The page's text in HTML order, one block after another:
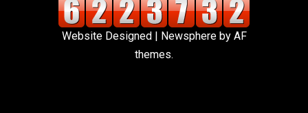
Website Designed Newsphereby AF
themes.